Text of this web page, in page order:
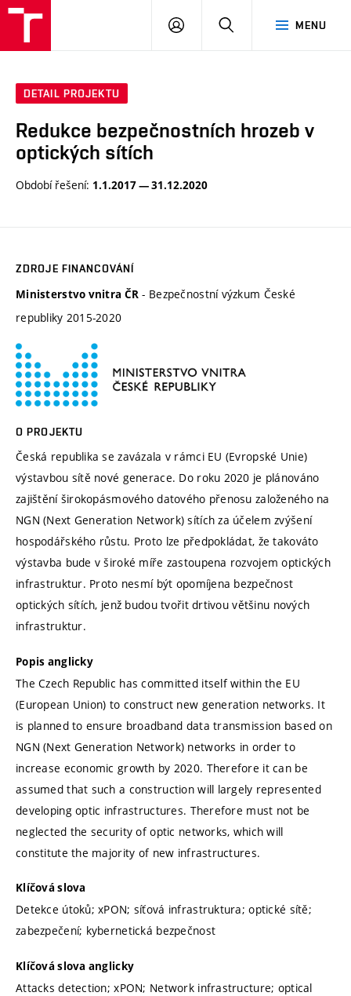
MENU
PŘIHLÁSIT
DETAIL PROJEKTU
Redukce bezpečnostních hrozeb v
optických sítích
Období řešení: 1.1.2017 — 31.12.2020
ZDROJE FINANCOVÁNÍ
Ministerstvo vnitra ČR - Bezpečnostní výzkum České
republiky 2015-2020
O PROJEKTU
Česká republika se zavázala v rámci EU (Evropské Unie)
výstavbou sítě nové generace. Do roku 2020 je plánováno
zajištění širokopásmového datového přenosu založeného na
NGN (Next Generation Network) sítích za účelem zvýšení
hospodářského růstu. Proto lze předpokládat, že takováto
výstavba bude v široké míře zastoupena rozvojem optických
infrastruktur. Proto nesmí být opomíjena bezpečnost
optických sítích, jenž budou tvořit drtivou většinu nových
infrastruktur.
Popis anglicky
The Czech Republic has committed itself within the EU
(European Union) to construct new generation networks. It
is planned to ensure broadband data transmission based on
NGN (Next Generation Network) networks in order to
increase economic growth by 2020. Therefore it can be
assumed that such a construction will largely represented
developing optic infrastructures. Therefore must not be
neglected the security of optic networks, which will
constitute the majority of new infrastructures.
Klíčová slova
Detekce útoků; xPON; síťová infrastruktura; optické sítě;
zabezpečení; kybernetická bezpečnost
Klíčová slova anglicky
Attacks detection; xPON; Network infrastructure; optical